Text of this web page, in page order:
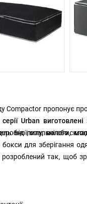
Compactor пропонує
серії Urban виготовлені
спальні або
відпилу, вологи,
бокси для зберігання
розроблений так, щоб